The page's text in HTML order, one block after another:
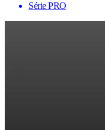
Série PRO